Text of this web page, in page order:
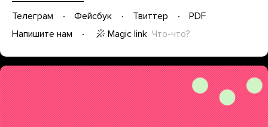
Телеграм Фейсбук Твиттер
PDF
Напишите нам
Magic link Что-что?